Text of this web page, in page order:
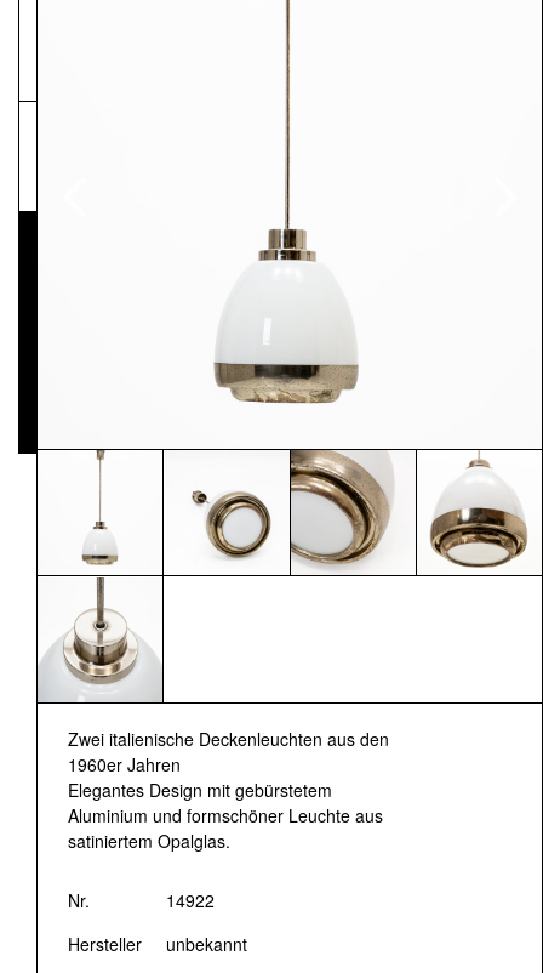
Zwei italienische Deckenleuchten aus den
1960er Jahren
Elegantes Design mit gebürstetem
Aluminium und formschöner Leuchte aus
satiniertem Opalglas.
Nr.
14922
Hersteller
unbekannt
Pressematerial